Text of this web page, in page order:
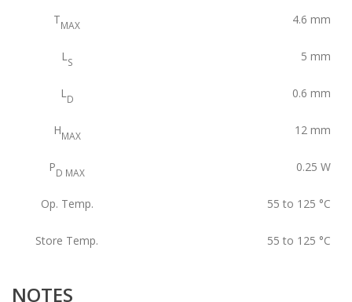
TMAX 4.6 mm
LS 5 mm
LD 0.6 mm
HMAX 12 mm
PD MAX 0.25 W
Op. Temp. 55 to 125 °C
Store Temp. 55 to 125 °C
NOTES